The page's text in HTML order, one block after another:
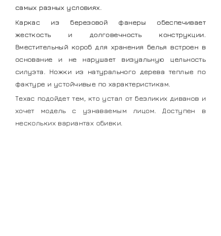
самых разных условиях.
Каркас из березовой фанеры обеспечивает
жесткость и долговечность конструкции.
Вместительный короб для хранения белья встроен в
основание и не нарушает визуальную цельность
силуэта. Ножки из натурального дерева теплые по
фактуре и устойчивые по характеристикам.
Техас подойдет тем, кто устал от безликих диванов и
хочет модель с узнаваемым лицом. Доступен в
нескольких вариантах обивки.